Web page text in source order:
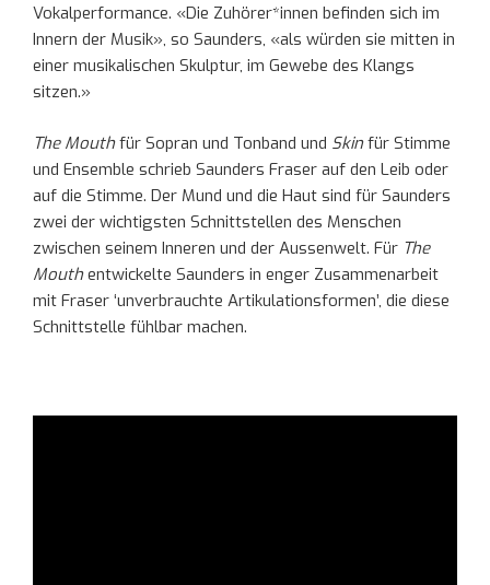
Vokalperformance. «Die Zuhörer*innen befinden sich im
Innern der Musik», so Saunders, «als würden sie mitten in
einer musikalischen Skulptur, im Gewebe des Klangs
sitzen.»
The Mouthfür Sopran und Tonband und Skinfür Stimme
und Ensemble schrieb Saunders Fraser auf den Leib oder
auf die Stimme. Der Mund und die Haut sind für Saunders
zwei der wichtigsten Schnittstellen des Menschen
zwischen seinem Inneren und der Aussenwelt. Für The
Mouthentwickelte Saunders in enger Zusammenarbeit
mit Fraser ‘unverbrauchte Artikulationsformen’, die diese
Schnittstelle fühlbar machen.